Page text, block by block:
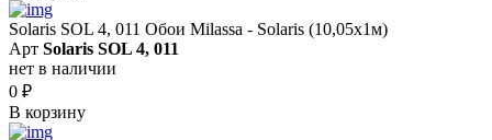
Solaris SOL 4, 011 Обои Milassa - Solaris (10,05х1м)
Арт Solaris SOL 4, 011
нет в наличии
0 ₽
В корзину